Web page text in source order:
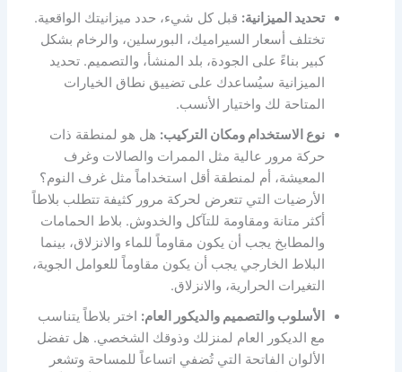
تحديد الميزانية: قبل كل شيء، حدد ميزانيتك الواقعية.
تختلف أسعار السيراميك، البورسلين، والرخام بشكل
كبير بناءً على الجودة، بلد المنشأ، والتصميم. تحديد
الميزانية سيُساعدك على تضييق نطاق الخيارات
المتاحة لك واختيار الأنسب.
نوع الاستخدام ومكان التركيب: هل هو لمنطقة ذات
حركة مرور عالية مثل الممرات والصالات وغرف
المعيشة، أم لمنطقة أقل استخداماً مثل غرف النوم؟
الأرضيات التي تتعرض لحركة مرور كثيفة تتطلب بلاطاً
أكثر متانة ومقاومة للتآكل والخدوش. بلاط الحمامات
والمطابخ يجب أن يكون مقاوماً للماء والانزلاق، بينما
البلاط الخارجي يجب أن يكون مقاوماً للعوامل الجوية،
التغيرات الحرارية، والانزلاق.
الأسلوب والتصميم والديكور العام: اختر بلاطاً يتناسب
مع الديكور العام لمنزلك وذوقك الشخصي. هل تفضل
الألوان الفاتحة التي تُضفي اتساعاً للمساحة وتشعر